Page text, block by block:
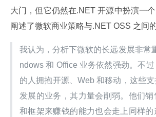
大门，但它仍然在.NET 开源中扮演一
阐述了微软商业策略与.NET OSS 之间
我认为，分析下微软的长远发展非常
ndows 和 Office 业务依然强劲。不
的人拥抱开源、Web 和移动，这些
发展的业务，其力量会削弱。他们
和框架来赚钱的能力也会走上同样的